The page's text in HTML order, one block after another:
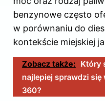
benzynowe często
w porównaniu do
kontekście miejskiej
Zobacz także: Który
najlepiej sprawdzi się
360?